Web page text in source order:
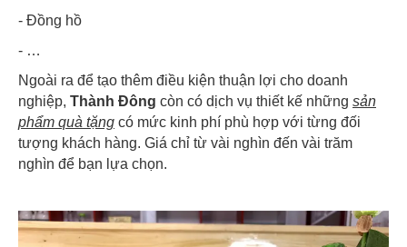
- Đồng hồ
- …
Ngoài ra để tạo thêm điều kiện thuận lợi cho doanh
nghiệp, Thành Đông còn có dịch vụ thiết kế những sản
phẩm quà tặng có mức kinh phí phù hợp với từng đối
tượng khách hàng. Giá chỉ từ vài nghìn đến vài trăm
nghìn để bạn lựa chọn.